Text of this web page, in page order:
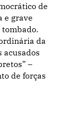
de
e grave
da
acusados
–
de forças